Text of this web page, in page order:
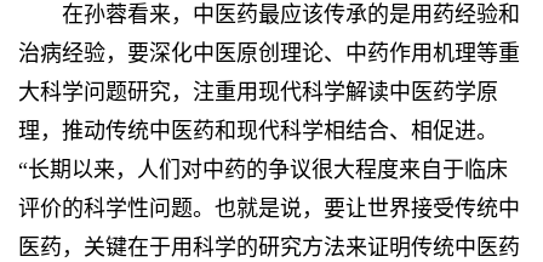
在孙蓉看来，中医药最应该传承的是用药经验和
治病经验，要深化中医原创理论、中药作用机理等重
大科学问题研究，注重用现代科学解读中医药学原
理，推动传统中医药和现代科学相结合、相促进。
“长期以来，人们对中药的争议很大程度来自于临床
评价的科学性问题。也就是说，要让世界接受传统中
医药，关键在于用科学的研究方法来证明传统中医药